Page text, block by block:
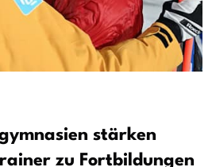
stärken
zu Fortbildungen